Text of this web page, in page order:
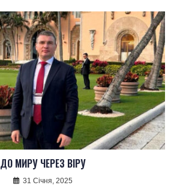
ДО МИРУ ЧЕРЕЗ ВІРУ
31 Січня, 2025